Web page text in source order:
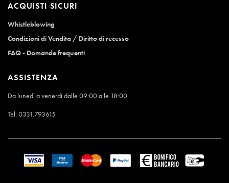
ACQUISTI SICURI
Whistleblowing
Condizioni di Vendita / Diritto di recesso
FAQ - Domande frequenti
ASSISTENZA
Da lunedì a venerdì dalle 09:00 alle 18:00
Tel:0331.793615